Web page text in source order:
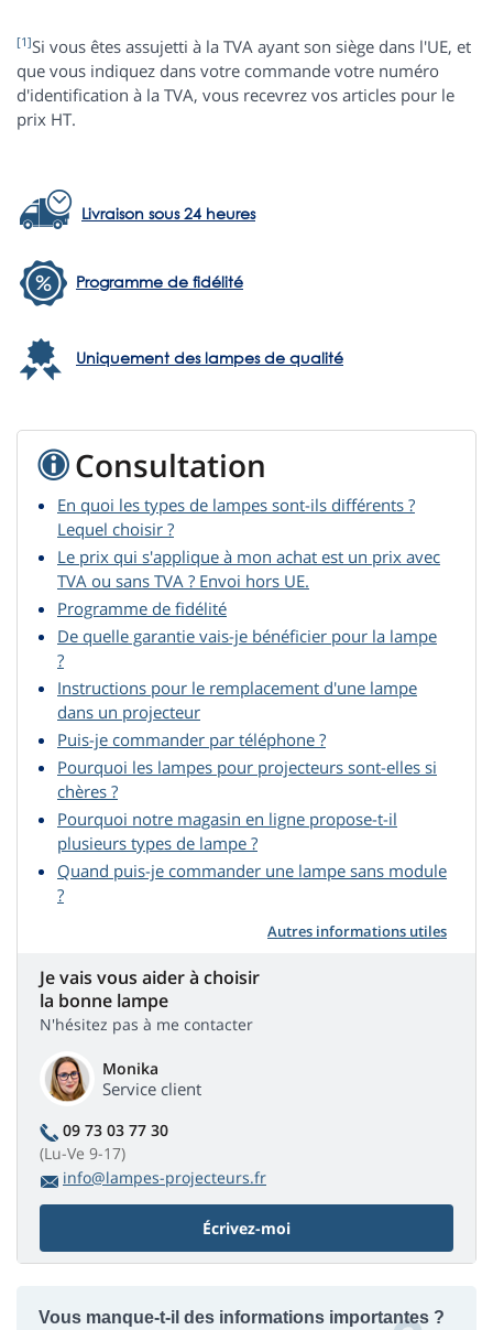
[1]Si vous êtes assujetti à la TVA ayant son siège dans l'UE, et
que vous indiquez dans votre commande votre numéro
d'identification à la TVA, vous recevrez vos articles pour le
prix HT.
Livraison sous 24 heures
Programme de fidélité
Uniquement des lampes de qualité
Consultation
En quoi les types de lampes sont-ils différents ?
Lequel choisir ?
Le prix qui s'applique à mon achat est un prix avec
TVA ou sans TVA ? Envoi hors UE.
Programme de fidélité
De quelle garantie vais-je bénéficier pour la lampe
?
Instructions pour le remplacement d'une lampe
dans un projecteur
Puis-je commander par téléphone ?
Pourquoi les lampes pour projecteurs sont-elles si
chères ?
Pourquoi notre magasin en ligne propose-t-il
plusieurs types de lampe ?
Quand puis-je commander une lampe sans module
?
Autres informations utiles
Je vais vous aider à choisir
la bonne lampe
N'hésitez pas à me contacter
Monika
Service client
09 73 03 77 30
(Lu-Ve 9-17)
info@lampes-projecteurs.fr
Écrivez-moi
Vous manque-t-il des informations importantes ?